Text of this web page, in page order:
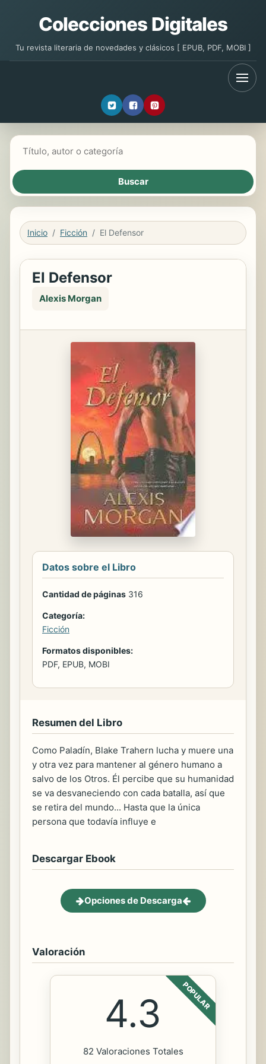
Colecciones Digitales
Tu revista literaria de novedades y clásicos [ EPUB, PDF, MOBI ]
Inicio Ficción El Defensor
El Defensor
Alexis Morgan
Datos sobre el Libro
Cantidad de páginas 316
Categoría:
Ficción
Formatos disponibles:
PDF, EPUB, MOBI
Resumen del Libro
Como Paladín, Blake Trahern lucha y muere una
y otra vez para mantener al género humano a
salvo de los Otros. Él percibe que su humanidad
se va desvaneciendo con cada batalla, así que
se retira del mundo... Hasta que la única
persona que todavía influye e
Descargar Ebook
Opciones de Descarga
Valoración
POPULAR
4.3
82 Valoraciones Totales